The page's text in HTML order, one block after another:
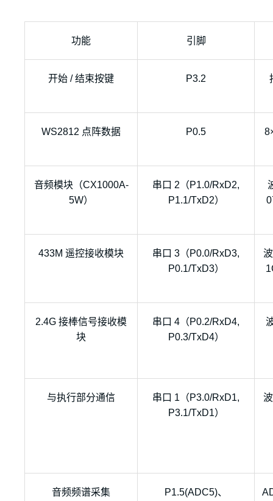
功能 引脚
开始 / 结束按键 P3.2
WS2812 点阵数据 P0.5
音频模块（CX1000A-
5W）
串口 2（P1.0/RxD2,
P1.1/TxD2）
433M 遥控接收模块
串口 3（P0.0/RxD3,
P0.1/TxD3）
2.4G 接棒信号接收模
块
串口 4（P0.2/RxD4,
P0.3/TxD4）
与执行部分通信
串口 1（P3.0/RxD1,
P3.1/TxD1）
音频频谱采集
P1.5(ADC5)、